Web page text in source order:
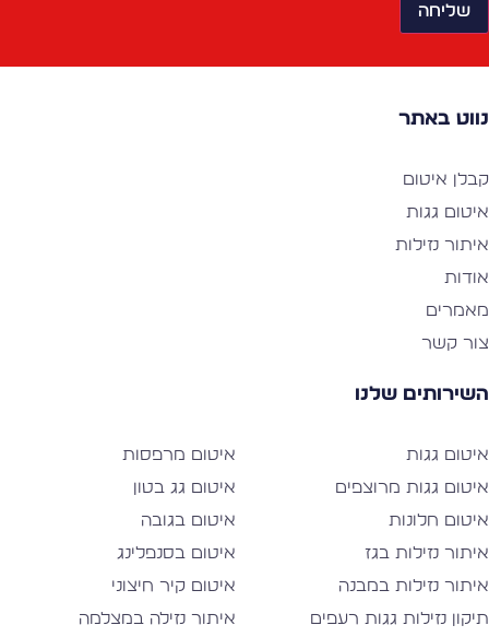
שליחה
באתר
איטום
גגות
נזילות
קשר
שלנו
גגות
גגות מרוצפים
חלונות
נזילות בגז
נזילות במבנה
נזילות גגות רעפים
איטום מרפסות
איטום גג בטון
איטום בגובה
איטום בסנפלינג
איטום קיר חיצוני
איתור נזילה במצלמה